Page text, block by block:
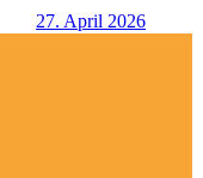
27. April 2026